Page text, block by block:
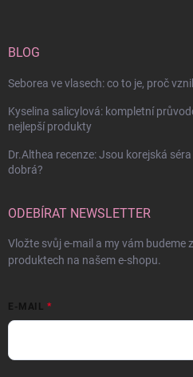
BLOG
Seborea ve vlasech: co to je, proč
Kyselina salicylová: kompletní
nejlepší produkty
Dr.Althea recenze: Jsou korejská
dobrá?
ODEBÍRAT NEWSLETTER
Vložte svůj e-mail a my vám budeme
produktech na našem e-shopu.
E-MAIL